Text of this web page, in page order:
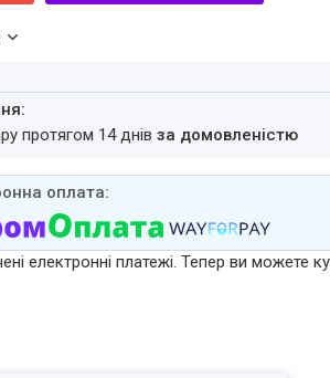
протягом 14 днівза домовленістю
електронні платежі. Тепер ви можете